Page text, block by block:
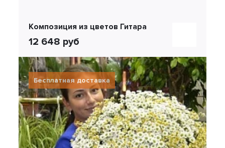
Композиция из цветов Гитара
12 648 руб
Бесплатная доставка